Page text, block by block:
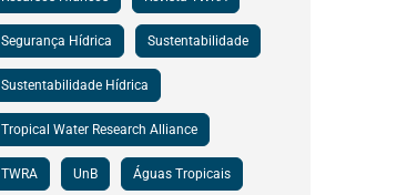
Segurança Hídrica Sustentabilidade
Sustentabilidade Hídrica
Tropical Water Research Alliance
TWRA UnB Águas Tropicais